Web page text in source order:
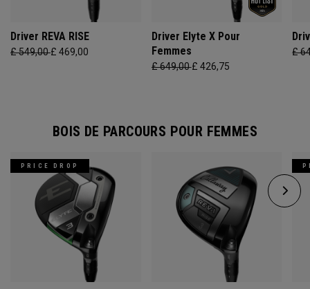
Driver REVA RISE
£ 549,00£ 469,00
Driver Elyte X Pour
Femmes
£ 649,00£ 426,75
£
BOIS DE PARCOURS POUR FEMMES
PRICE DROP